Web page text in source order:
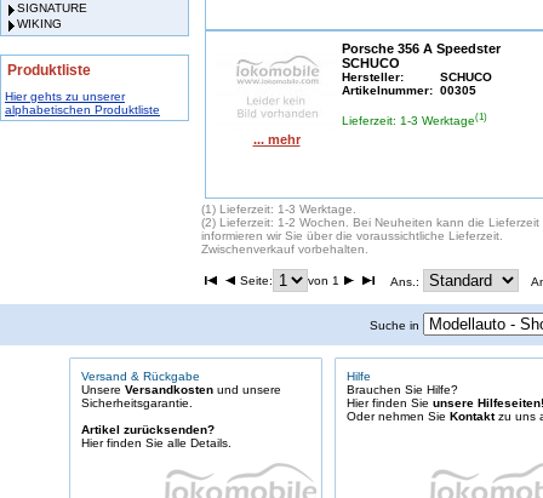
SIGNATURE
WIKING
Produktliste
Hier gehts zu unserer
alphabetischen Produktliste
... mehr
Porsche 356 A Speedster
SCHUCO
Hersteller:
SCHUCO
Artikelnummer: 00305
Lieferzeit: 1-3 Werktage(1)
(1) Lieferzeit: 1-3 Werktage.
(2) Lieferzeit: 1-2 Wochen. Bei Neuheiten kann die
informieren wir Sie über die voraussichtliche Lieferzeit.
Zwischenverkauf vorbehalten.
Seite: von 1 Ans.:
Suche in
Versand & Rückgabe
Unsere Versandkosten und unsere
Sicherheitsgarantie.
Artikel zurücksenden?
Hier finden Sie alle Details.
Hilfe
Brauchen Sie Hilfe?
Hier finden Sie unsere Hilfeseiten!
Oder nehmen Sie Kontaktzu uns